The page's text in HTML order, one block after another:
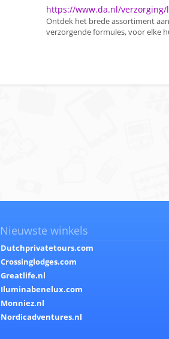
https://www.da.nl/
Ontdek het brede assortiment
verzorgende formules, voor elke
Nieuwste winkels
Dutchprivatetours.com
Crossinglodges.com
Greatlife.nl
Iluminabenelux.com
Monniez.nl
Nordicadventures.nl